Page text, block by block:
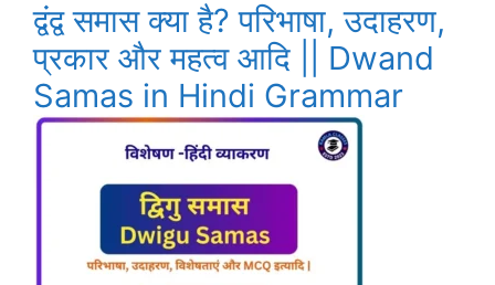
द्वंद्व समास क्या है? परिभाषा, उदाहरण,
प्रकार और महत्व आदि || Dwand
Samas in Hindi Grammar